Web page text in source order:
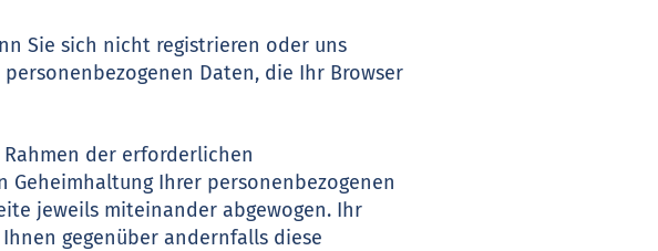
Sie sich nicht registrieren oder uns
Daten, die Ihr Browser
der erforderlichen
Ihrer personenbezogenen
jeweils miteinander abgewogen. Ihr
gegenüber andernfalls diese